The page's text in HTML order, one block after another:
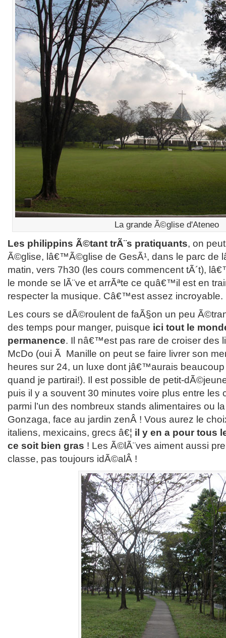
La grande Ã©glise d'Ateneo
Les philippins Ã©tant trÃ¨s pratiquants, on
Ã©glise, lâ€™Ã©glise de GesÃ¹, dans le parc de
matin, vers 7h30 (les cours commencent tÃ´t),
le monde se lÃ¨ve et arrÃªte ce quâ€™il est en
respecter la musique. Câ€™est assez incroyable.
Les cours se dÃ©roulent de faÃ§on un peu
des temps pour manger, puisque ici tout le
permanence. Il nâ€™est pas rare de croiser des
McDo (oui Ã Manille on peut se faire livrer son
heures sur 24, un luxe dont jâ€™aurais
quand je partirai!). Il est possible de petit-
puis il y a souvent 30 minutes voire plus entre les
parmi l’un des nombreux stands alimentaires ou
Gonzaga, face au jardin zenÂ ! Vous aurez le
italiens, mexicains, grecs â€¦ il y en a pour tous
ce soit bien gras ! Les Ã©lÃ¨ves aiment aussi
classe, pas toujours idÃ©alÂ !